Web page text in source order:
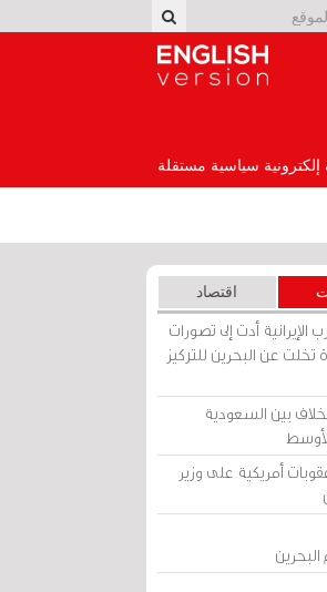
سياسية مستقلة
اقتصاد
الإيرانية أدت إلى تصورات
تخلت عن البحرين للتركيز
بين السعودية
أمريكية على وزير